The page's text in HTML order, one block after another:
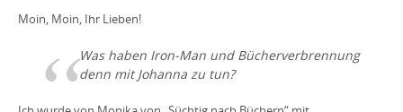
Moin, Moin, Ihr Lieben!
Was haben Iron-Man und Bücherverbrennung
denn mit Johanna zu tun?